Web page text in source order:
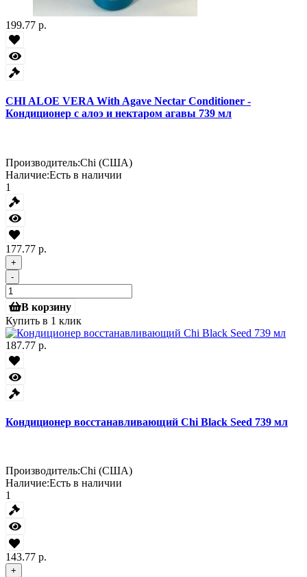
199.77 р.
CHI ALOE VERA With Agave Nectar Conditioner -
Кондиционер с алоэ и нектаром агавы 739 мл
Производитель:Chi (США)
Наличие:Есть в наличии
1
177.77 р.
+
-
В корзину
Купить в 1 клик
187.77 р.
Кондиционер восстанавливающий Chi Black Seed 739 мл
Производитель:Chi (США)
Наличие:Есть в наличии
1
143.77 р.
+